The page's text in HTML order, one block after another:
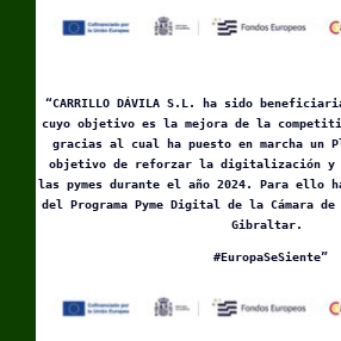
“CARRILLO DÁVILA S.L. ha sido
cuyo objetivo es la mejora de la
gracias al cual ha puesto en marcha un
objetivo de reforzar la digitalización y
las pymes durante el año 2024. Para ello
del Programa Pyme Digital de la Cámara de
Gibraltar.
#EuropaSeSiente”